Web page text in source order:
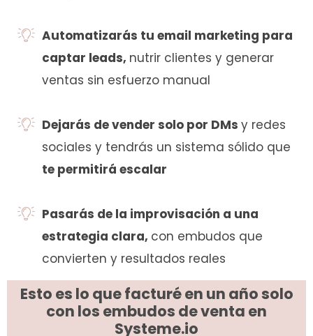
Automatizarás tu email marketing para
captar leads, nutrir clientes y generar
ventas sin esfuerzo manual
Dejarás de vender solo por DMs y redes
sociales y tendrás un sistema sólido que
te permitirá escalar
Pasarás de la improvisación a una
estrategia clara, con embudos que
convierten y resultados reales
Esto es lo que facturé en un año solo
con los embudos de venta en
Systeme.io